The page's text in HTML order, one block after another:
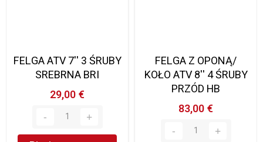
FELGA ATV 7'' 3 ŚRUBY
SREBRNA BRI
29,00 €
FELGA Z OPONĄ/
KOŁO ATV 8'' 4 ŚRUBY
PRZÓD HB
83,00 €